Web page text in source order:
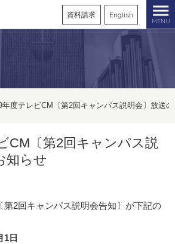
資料請求 English
MENU
年度テレビCM〔第2回キャンパス説明会〕放送
CM〔第2回キャンパス説
知らせ
第2回キャンパス説明会告知〕が下記の
1日